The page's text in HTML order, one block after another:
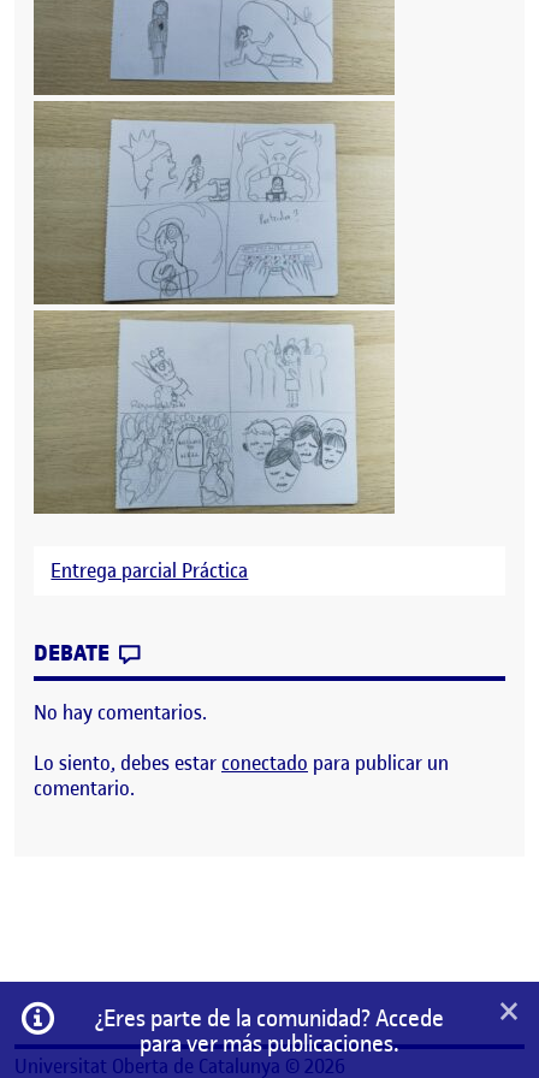
Entrega parcial Práctica
DEBATE
No hay comentarios.
Lo siento, debes estarconectado para publicar un
comentario.
Información
¿Eres parte de la comunidad? Accede
para ver más publicaciones.
×
Universitat Oberta de Catalunya © 2026